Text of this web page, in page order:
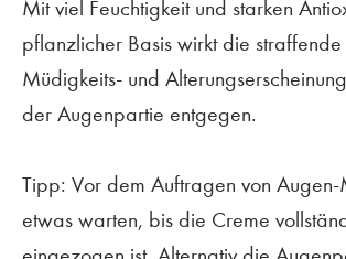
Mit viel Feuchtigkeit und starken
pflanzlicher Basis wirkt die
Müdigkeits- und
der Augenpartie entgegen.
Tipp: Vor dem Auftragen von
etwas warten, bis die Creme